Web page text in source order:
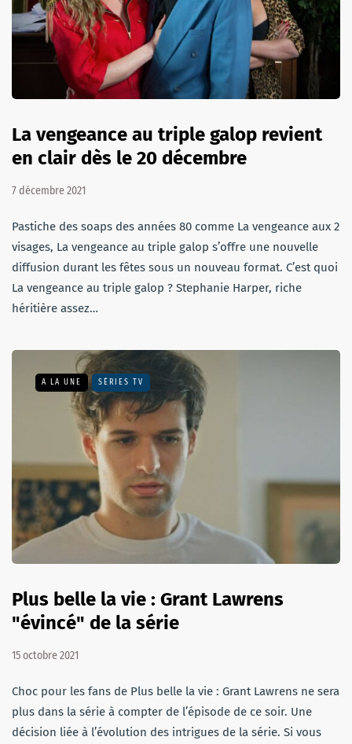
La vengeance au triple galop revient
en clair dès le 20 décembre
7 décembre 2021
Pastiche des soaps des années 80 comme La vengeance aux 2
visages, La vengeance au triple galop s’offre une nouvelle
diffusion durant les fêtes sous un nouveau format. C’est quoi
La vengeance au triple galop ? Stephanie Harper, riche
héritière assez…
A LA UNE SÉRIES TV
Plus belle la vie : Grant Lawrens
"évincé" de la série
15 octobre 2021
Choc pour les fans de Plus belle la vie : Grant Lawrens ne sera
plus dans la série à compter de l’épisode de ce soir. Une
décision liée à l’évolution des intrigues de la série. Si vous